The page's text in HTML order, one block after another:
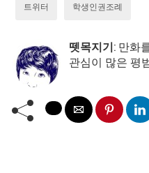
트위터 학생인권조례
뗏목지기: 만화
관심이 많은 평